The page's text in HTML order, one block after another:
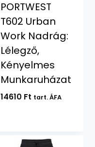
PORTWEST
T602 Urban
Work Nadrág:
Lélegző,
Kényelmes
Munkaruházat
14610 Ft tart. ÁFA